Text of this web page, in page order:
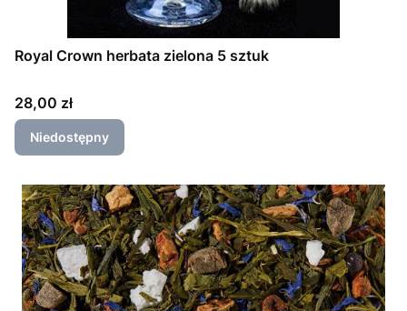
Royal Crown herbata zielona 5 sztuk
Cena
28,00 zł
Niedostępny